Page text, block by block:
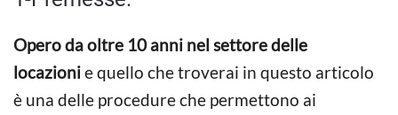
Opero da oltre 10 anni nel settore delle
locazionie quello che troverai in questo articolo
è una delle procedure che permettono ai